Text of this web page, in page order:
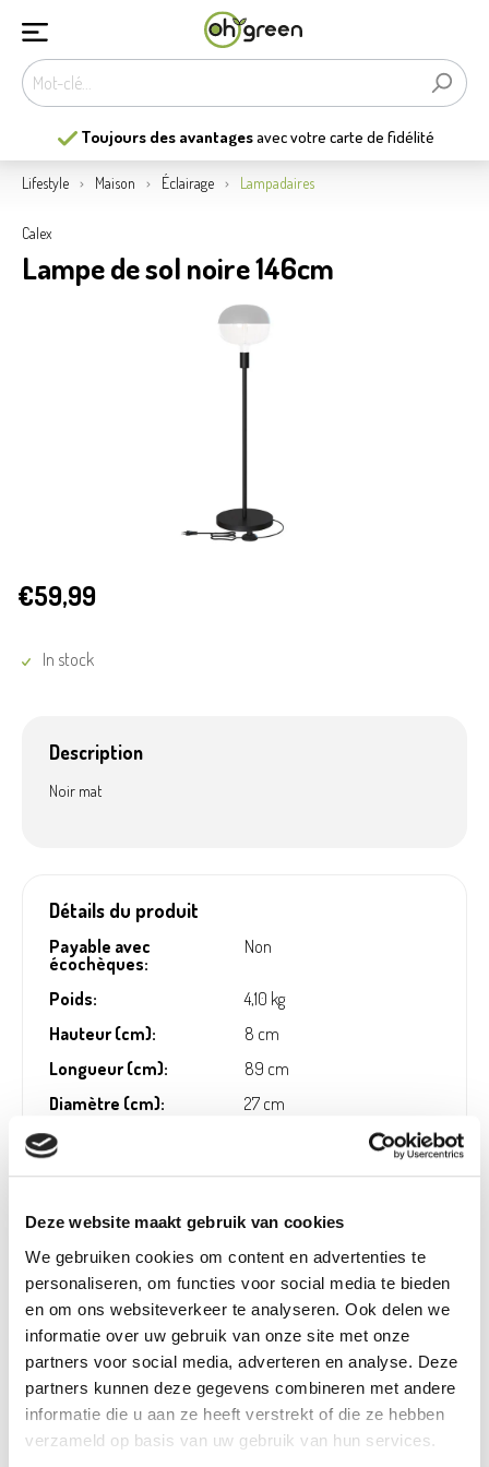
Deze website maakt gebruik van cookies
We gebruiken cookies om content en advertenties te
personaliseren, om functies voor social media te bieden
en om ons websiteverkeer te analyseren. Ook delen we
informatie over uw gebruik van onze site met onze
partners voor social media, adverteren en analyse. Deze
partners kunnen deze gegevens combineren met andere
informatie die u aan ze heeft verstrekt of die ze hebben
verzameld op basis van uw gebruik van hun services.
Toujours des avantagesavec votre carte de fidélité
Lifestyle Maison Éclairage Lampadaires
Calex
Lampe de sol noire 146cm
€59,99
In stock
Description
Noir mat
Détails du produit
Payable avec
écochèques:
Non
Poids:
4,10 kg
Hauteur (cm):
8 cm
Longueur (cm):
89 cm
Diamètre (cm):
27 cm
Material:
Longueur du cordon
1,8
Type de raccord:
e27
Puissance maximale (W):60 W
Réglable en intensité:
Oui
Numéro d'article:
1233860
Opérateur économique responsable dans !